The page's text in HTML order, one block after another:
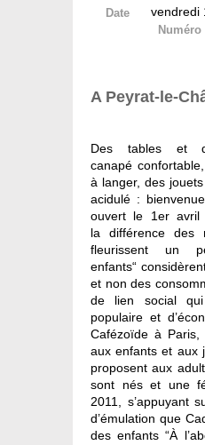
Date vendredi
Numéro
A Peyrat-le-
Des tables et
canapé
à langer, des
acidulé :
ouvert le 1er avril
la différence des
fleurissent un
enfants“
et non des
de lien social qui
populaire et
Cafézoïde à Paris,
aux enfants et aux
proposent aux
sont nés et une
2011, s’appuyant
d’émulation que
des enfants “À